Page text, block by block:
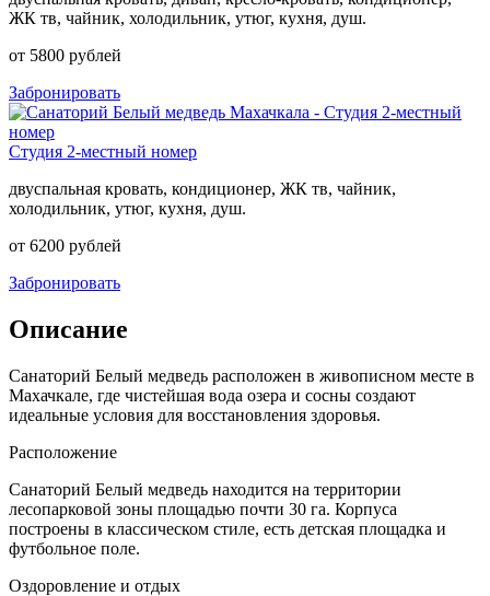
ЖК тв, чайник, холодильник, утюг, кухня, душ.
от 5800 рублей
Забронировать
Студия 2-местный номер
двуспальная кровать, кондиционер, ЖК тв, чайник,
холодильник, утюг, кухня, душ.
от 6200 рублей
Забронировать
Описание
Санаторий Белый медведь расположен в живописном месте в
Махачкале, где чистейшая вода озера и сосны создают
идеальные условия для восстановления здоровья.
Расположение
Санаторий Белый медведь находится на территории
лесопарковой зоны площадью почти 30 га. Корпуса
построены в классическом стиле, есть детская площадка и
футбольное поле.
Оздоровление и отдых